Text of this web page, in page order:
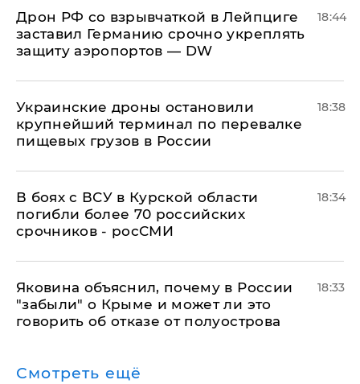
​Дрон РФ со взрывчаткой в Лейпциге
заставил Германию срочно укреплять
защиту аэропортов — DW
18:44
Украинские дроны остановили
крупнейший терминал по перевалке
пищевых грузов в России
18:38
В боях с ВСУ в Курской области
погибли более 70 российских
срочников - росСМИ
18:34
Яковина объяснил, почему в России
"забыли" о Крыме и может ли это
говорить об отказе от полуострова
18:33
Смотреть ещё